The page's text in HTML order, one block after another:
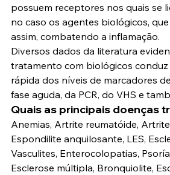
possuem receptores nos quais se
no caso os agentes biológicos,
assim, combatendo a inflamação.
Diversos dados da literatura
tratamento com biológicos conduz
rápida dos níveis de marcadores
fase aguda, da PCR, do VHS e
Quais as principais doenças
Anemias, Artrite reumatóide,
Espondilite anquilosante, LES,
Vasculites, Enterocolopatias,
Esclerose múltipla, Bronquiolite,